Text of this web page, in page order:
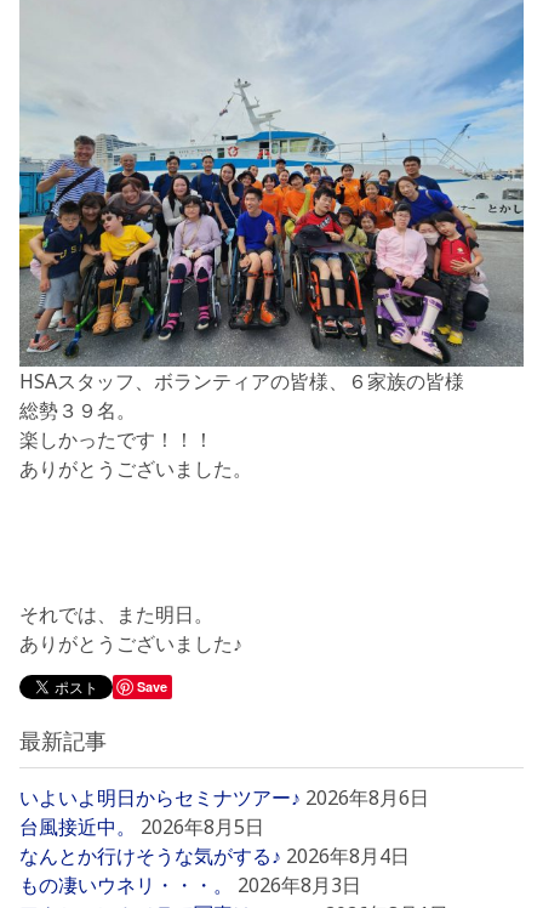
HSAスタッフ、ボランティアの皆様、６家族の皆様
総勢３９名。
楽しかったです！！！
ありがとうございました。
それでは、また明日。
ありがとうございました♪
Save
最新記事
いよいよ明日からセミナツアー♪ 2026年8月6日
台風接近中。
2026年8月5日
なんとか行けそうな気がする♪ 2026年8月4日
もの凄いウネリ・・・。
2026年8月3日